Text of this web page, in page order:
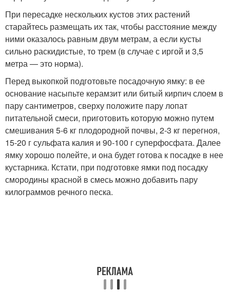
При пересадке нескольких кустов этих растений
старайтесь размещать их так, чтобы расстояние между
ними оказалось равным двум метрам, а если кусты
сильно раскидистые, то трем (в случае с иргой и 3,5
метра — это норма).
Перед выкопкой подготовьте посадочную ямку: в ее
основание насыпьте керамзит или битый кирпич слоем в
пару сантиметров, сверху положите пару лопат
питательной смеси, приготовить которую можно путем
смешивания 5-6 кг плодородной почвы, 2-3 кг перегноя,
15-20 г сульфата калия и 90-100 г суперфосфата. Далее
ямку хорошо полейте, и она будет готова к посадке в нее
кустарника. Кстати, при подготовке ямки под посадку
смородины красной в смесь можно добавить пару
килограммов речного песка.